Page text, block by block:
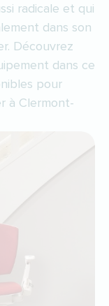
radicale et qui
dans son
Découvrez
dans ce
pour
à Clermont-